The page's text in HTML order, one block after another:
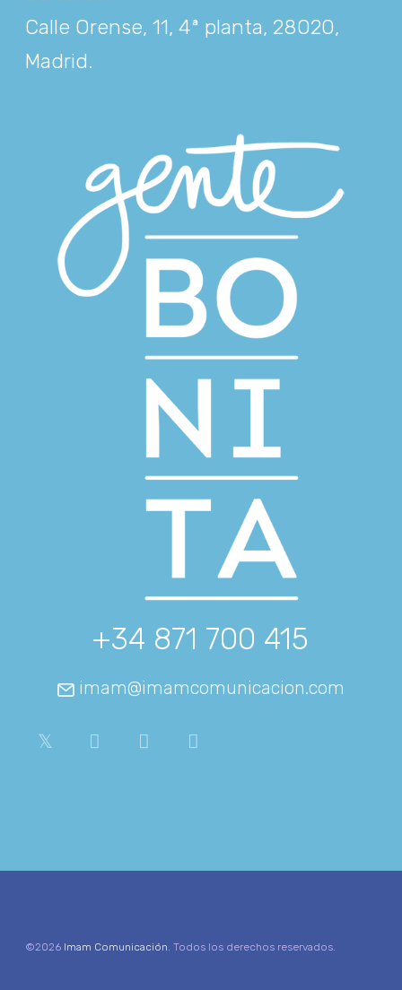
Calle Orense, 11, 4ª planta, 28020,
Madrid.
+34 871 700 415
imam@imamcomunicacion.com
©2026 Imam Comunicación. Todos los derechos reservados.